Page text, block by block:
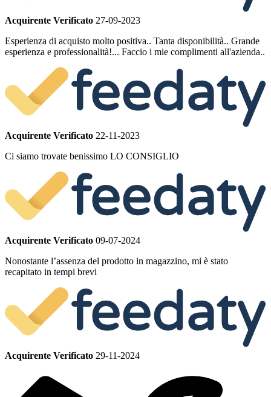
Acquirente Verificato 27-09-2023
Esperienza di acquisto molto positiva.. Tanta disponibilità.. Grande
esperienza e professionalità!... Faccio i mie complimenti all'azienda..
Acquirente Verificato 22-11-2023
Ci siamo trovate benissimo LO CONSIGLIO
Acquirente Verificato 09-07-2024
Nonostante l’assenza del prodotto in magazzino, mi è stato
recapitato in tempi brevi
Acquirente Verificato 29-11-2024